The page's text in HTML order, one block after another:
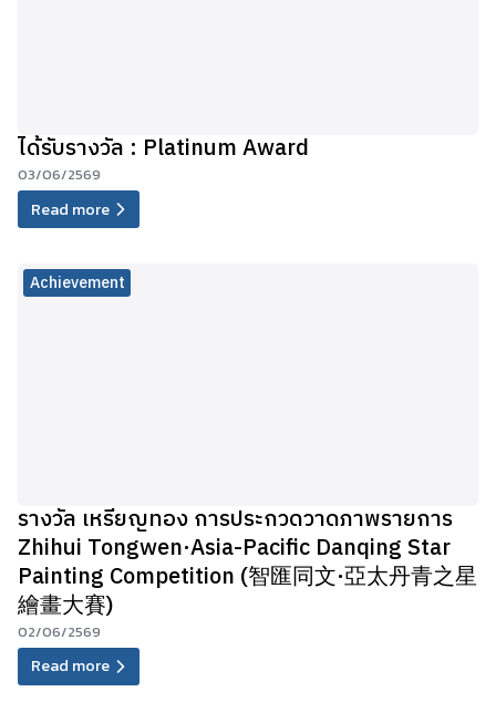
ได้รับรางวัล : Platinum Award
03/06/2569
Read more
Achievement
รางวัล เหรียญทอง การประกวดวาดภาพรายการ
Zhihui Tongwen·Asia-Pacific Danqing Star
Painting Competition (智匯同文·亞太丹青之星
繪畫大賽)
02/06/2569
Read more